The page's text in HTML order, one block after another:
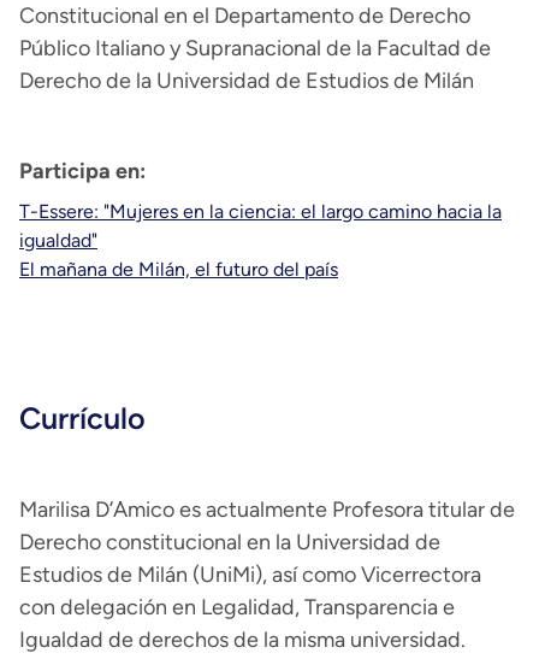
Constitucional en el Departamento de Derecho
Público Italiano y Supranacional de la Facultad de
Derecho de la Universidad de Estudios de Milán
Participa en:
T-Essere: "Mujeres en la ciencia: el largo camino hacia la
igualdad"
El mañana de Milán, el futuro del país
Currículo
Marilisa D’Amico es actualmente Profesora titular de
Derecho constitucional en la Universidad de
Estudios de Milán (UniMi), así como Vicerrectora
con delegación en Legalidad, Transparencia e
Igualdad de derechos de la misma universidad.